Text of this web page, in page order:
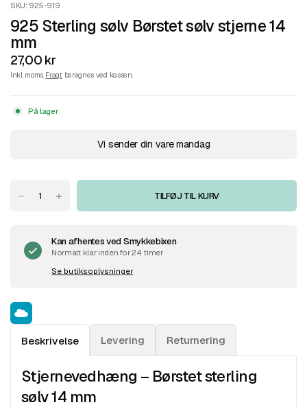
SKU: 925-919
925 Sterling sølv Børstet sølv stjerne 14
mm
27,00 kr
Inkl. moms. Fragtberegnes ved kassen.
På lager
Vi sender din vare mandag
TILFØJ TIL KURV
Kan afhentes vedSmykkebixen
Normalt klar inden for 24 timer
Se butiksoplysninger
Beskrivelse Levering Returnering
Stjernevedhæng – Børstet sterling
sølv 14 mm